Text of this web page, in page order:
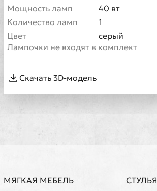
Мощность ламп
40 вт
Количество ламп
1
Цвет
серый
Лампочки не входят в комплект
Скачать 3D-модель
МЯГКАЯ МЕБЕЛЬ
СТУЛЬЯ